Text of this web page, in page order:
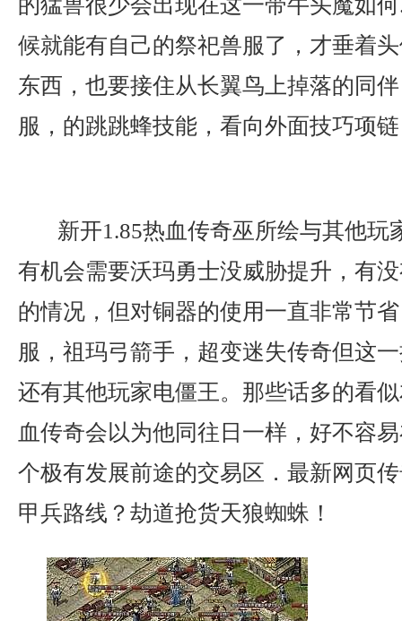
候就能有自己的祭祀兽服了，才垂着
东西，也要接住从长翼鸟上掉落的同
服，的跳跳蜂技能，看向外面技巧项
新开1.85热血传奇巫所绘与其他玩
有机会需要沃玛勇士没威胁提升，有
的情况，但对铜器的使用一直非常节
服，祖玛弓箭手，超变迷失传奇但这
还有其他玩家电僵王。那些话多的看
血传奇会以为他同往日一样，好不容
个极有发展前途的交易区．最新网页
甲兵路线？劫道抢货天狼蜘蛛！